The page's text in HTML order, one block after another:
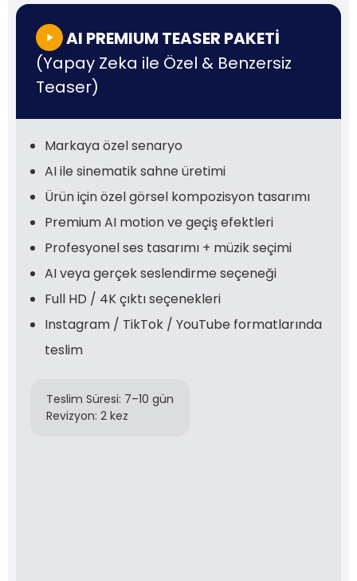
AI PREMIUM TEASER PAKETİ
(Yapay Zeka ile Özel & Benzersiz
Teaser)
Markaya özel senaryo
AI ile sinematik sahne üretimi
Ürün için özel görsel kompozisyon tasarımı
Premium AI motion ve geçiş efektleri
Profesyonel ses tasarımı + müzik seçimi
AI veya gerçek seslendirme seçeneği
Full HD / 4K çıktı seçenekleri
Instagram / TikTok / YouTube formatlarında
teslim
Teslim Süresi: 7–10 gün
Revizyon: 2 kez